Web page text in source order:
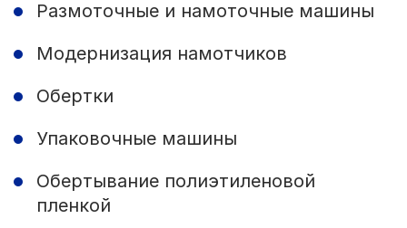
Размоточные и намоточные машины
Модернизация намотчиков
Обертки
Упаковочные машины
Обертывание полиэтиленовой
пленкой